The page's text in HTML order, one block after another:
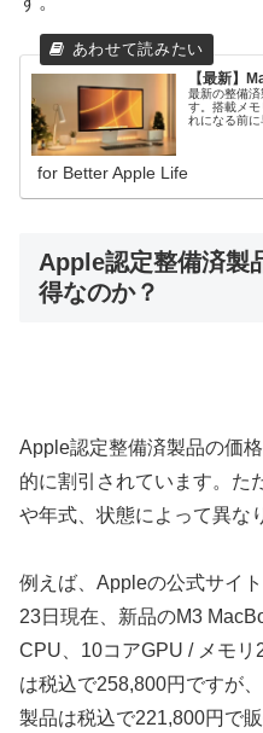
【最新】
最新の整備
す。搭載メ
れになる前
for Better Apple Life
Apple認定整備済製
得なのか？
Apple認定整備済製品の価
的に割引されています。た
や年式、状態によって異な
例えば、Appleの公式サイ
23日現在、新品のM3
CPU、10コアGPU / メモ
は税込で258,800円ですが
製品は税込で221,800円で販